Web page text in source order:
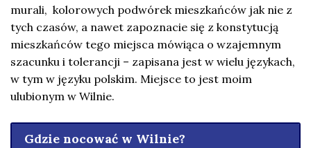
murali, kolorowych podwórek mieszkańców jak nie z
tych czasów, a nawet zapoznacie się z konstytucją
mieszkańców tego miejsca mówiąca o wzajemnym
szacunku i tolerancji – zapisana jest w wielu językach,
w tym w języku polskim. Miejsce to jest moim
ulubionym w Wilnie.
Gdzie nocować w Wilnie?